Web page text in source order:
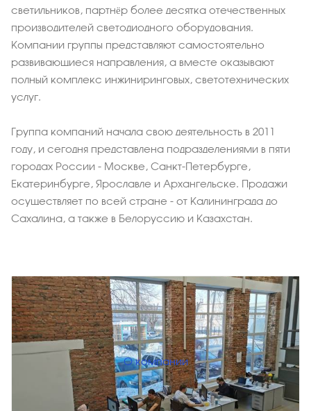
светильников, партнёр более десятка отечественных
производителей светодиодного оборудования.
Компании группы представляют самостоятельно
развивающиеся направления, а вместе оказывают
полный комплекс инжиниринговых, светотехнических
услуг.
Группа компаний начала свою деятельность в 2011
году, и сегодня представлена подразделениями в пяти
городах России - Москве, Санкт-Петербурге,
Екатеринбурге, Ярославле и Архангельске. Продажи
осуществляет по всей стране - от Калининграда до
Сахалина, а также в Белоруссию и Казахстан.
О компании